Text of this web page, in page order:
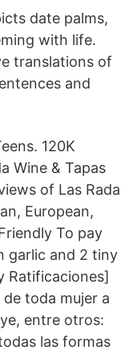
date palms,
with life.
translations of
and
120K
Wine & Tapas
of Las Rada
European,
To pay
garlic and 2 tiny
Ratificaciones]
toda mujer a
entre otros:
las formas